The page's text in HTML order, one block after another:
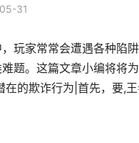
31
玩家常常会遭遇各种陷
题。这篇文章小编将将
的欺诈行为|首先，要,